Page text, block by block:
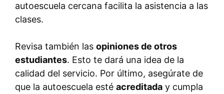
autoescuela cercana facilita la asistencia a las
clases.
Revisa también las opiniones de otros
estudiantes. Esto te dará una idea de la
calidad del servicio. Por último, asegúrate de
que la autoescuela esté acreditada y cumpla